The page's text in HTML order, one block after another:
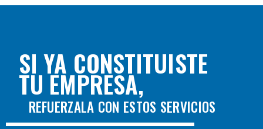
SI YA CONSTITUISTE
TU EMPRESA,
REFUERZALA CON ESTOS SERVICIOS